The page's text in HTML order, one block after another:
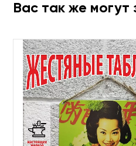
Вас так же могут